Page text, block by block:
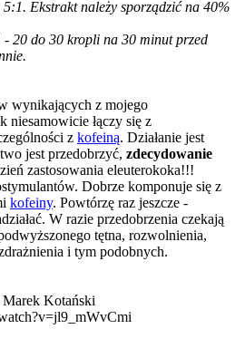
Ekstrakt należy sporządzić na 40%
20 do 30 kropli na 30 minut przed
wynikających z mojego
niesamowicie łączy się z
z kofeiną. Działanie jest
jest przedobrzyć, zdecydowanie
zastosowania eleuterokoka!!!
Dobrze komponuje się z
kofeiny. Powtórzę raz jeszcze -
W razie przedobrzenia czekają
tętna, rozwolnienia,
i tym podobnych.
Kotański